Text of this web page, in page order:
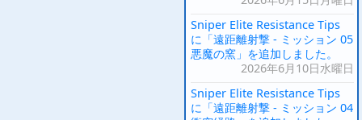
Sniper Elite Resistance Tips
に「遠距離射撃 - ミッション 05
悪魔の窯」を追加しました。
2026年6月10日水曜日
Sniper Elite Resistance Tips
に「遠距離射撃 - ミッション 04